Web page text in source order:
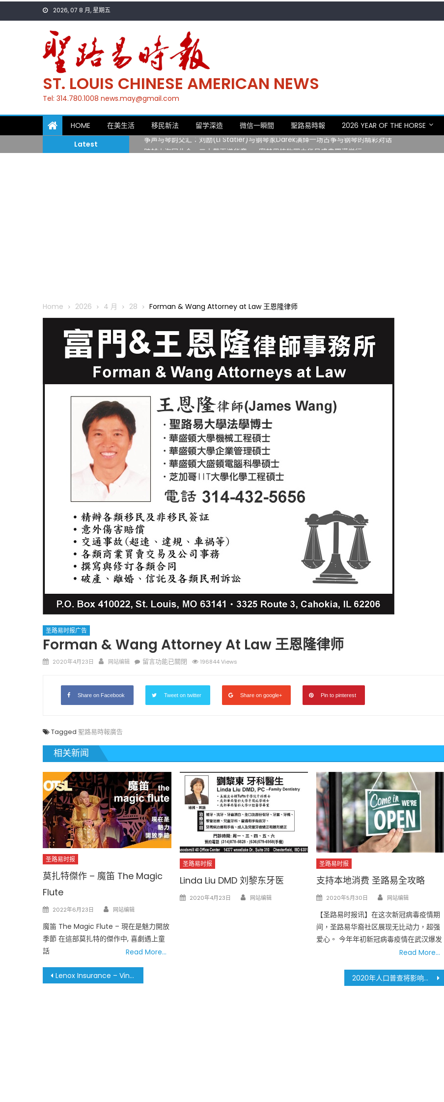
2026, 07 8 月, 星期五
ST. LOUIS CHINESE AMERICAN NEWS
Tel: 314.780.1008 news.may@gmail.com
HOME 在美生活 移民新法 留学深造 微信一瞬間 聖路易時報 2026 YEAR OF THE HORSE
Latest
一晃三十年，初夏又相逢。中华日，等你来赴约 —— 密苏里植物园“中华日三十周年特别报道（五）
筝声与琴韵交汇：刘励(Li Statler)与钢琴家Darek演绎一场古筝与钢琴的精彩对话
跨越山海同此会，三十载再谱华章——密苏里植物园中华日盛典圆满举行
Home 2026 4 月 28 Forman & Wang Attorney at Law 王恩隆律师
圣路易时报广告
Forman & Wang Attorney At Law 王恩隆律师
Posted
2020年4月23日 Author
网站编辑
在
&
Wang
Attorney
隆
律
师〉
中
留言功能已關閉 196844 Views
Share on Facebook Tweet on twitter Share on google+ Pin to pinterest
Tagged 聖路易時報廣告
相关新闻
圣路易时报
莫扎特傑作 – 魔笛 The Magic
Flute
Posted
2022年6月23日 Author
网站编辑
魔笛 The Magic Flute – 現在是魅力開放
季節 在這部莫扎特的傑作中, 喜劇遇上童
話
Read More…
圣路易时报
Linda Liu DMD 刘黎东牙医
Posted
2020年4月23日 Author
网站编辑
圣路易时报
支持本地消费 圣路易全攻略
Posted
2020年5月30日 Author
网站编辑
【圣路易时报讯】在这次新冠病毒疫情期
间，圣路易华裔社区展现无比动力，超强
爱心。 今年年初新冠病毒疫情在武汉爆发
Read More…
文Lenox Insurance – Vincent Huang 幸福保险 2020年人口普查将影响您家庭的未来
圣路易时报 圣路易时报广告
免费健康检查 无需预约 免费赠送血压计供符合
条件者使用 欢迎参加索取! 4月18日星期六 上午
9点至中午 Grace UM Church
圣路易时报 圣路易时报广告
了解您的数字! 3月21日星期六 上午9点至中午
Grace UM Church 免费健康检查